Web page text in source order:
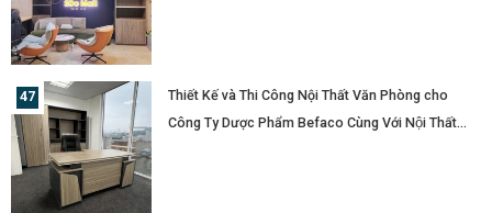
Thiết Kế và Thi Công Nội Thất Văn Phòng cho
Công Ty Dược Phẩm Befaco Cùng Với Nội Thất